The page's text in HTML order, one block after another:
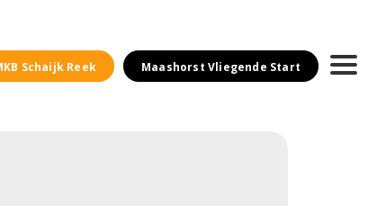
Schaijk Reek Maashorst Vliegende Start